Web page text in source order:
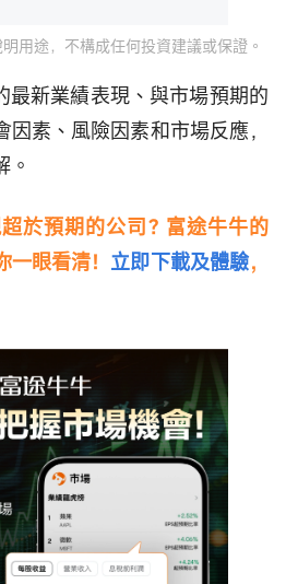
用途，不構成任何投資建議或保證。
最新業績表現、與市場預期的
素、風險因素和市場反應，
。
於預期的公司? 富途牛牛的
一眼看清！ 立即下載及體驗，